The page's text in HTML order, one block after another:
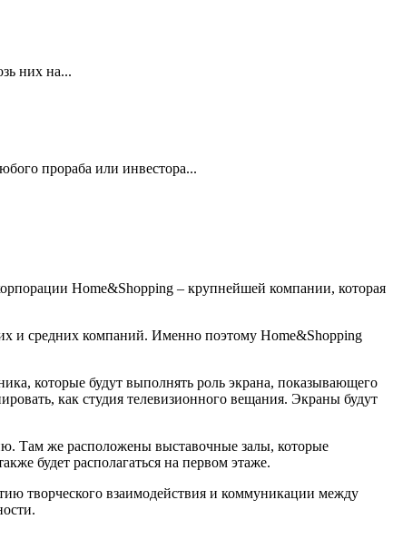
них на...
прораба или инвестора...
Home&Shopping – крупнейшей компании, которая
и средних компаний. Именно поэтому Home&Shopping
которые будут выполнять роль экрана, показывающего
как студия телевизионного вещания. Экраны будут
Там же расположены выставочные залы, которые
будет располагаться на первом этаже.
творческого взаимодействия и коммуникации между